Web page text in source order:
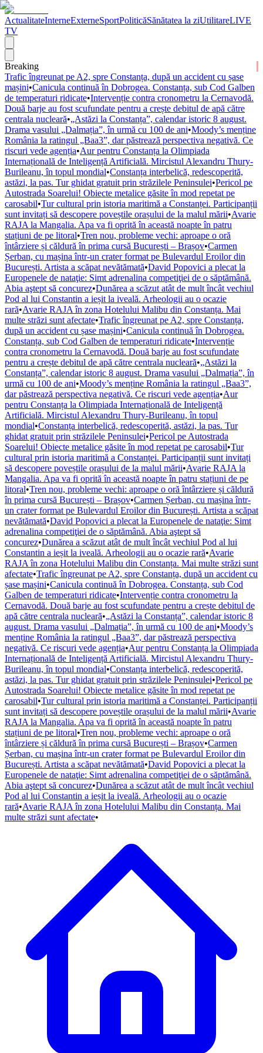
ActualitateInterneExterneSportPoliticăSănătatea la ziUtilitareLIVE
TV
Breaking
Trafic îngreunat pe A2, spre Constanța, după un accident cu șase
mașini•Canicula continuă în Dobrogea. Constanța, sub Cod Galben
de temperaturi ridicate•Intervenție contra cronometru la Cernavodă.
Două barje au fost scufundate pentru a crește debitul de apă către
centrala nucleară•„Astăzi la Constanța”, calendar istoric 8 august.
Drama vasului „Dalmația”, în urmă cu 100 de ani•Moody’s menține
România la ratingul „Baa3”, dar păstrează perspectiva negativă. Ce
riscuri vede agenția•Aur pentru Constanța la Olimpiada
Internațională de Inteligență Artificială. Mircistul Alexandru Thury-
Burileanu, în topul mondial•Constanța interbelică, redescoperită,
astăzi, la pas. Tur ghidat gratuit prin străzilele Peninsulei•Pericol pe
Autostrada Soarelui! Obiecte metalice găsite în mod repetat pe
carosabil•Tur cultural prin istoria maritimă a Constanței. Participanții
sunt invitați să descopere poveștile orașului de la malul mării•Avarie
RAJA la Mangalia. Apa va fi oprită în această noapte în patru
stațiuni de pe litoral•Tren nou, probleme vechi: aproape o oră
întârziere și căldură în prima cursă București – Brașov•Carmen
Șerban, cu mașina într-un crater format pe Bulevardul Eroilor din
București. Artista a scăpat nevătămată•David Popovici a plecat la
Europenele de nataţie: Simt adrenalina competiţiei de o săptămână.
Abia aştept să concurez•Dunărea a scăzut atât de mult încât vechiul
Pod al lui Constantin a ieșit la iveală. Arheologii au o ocazie
rară•Avarie RAJA în zona Hotelului Malibu din Constanța. Mai
multe străzi sunt afectate•Trafic îngreunat pe A2, spre Constanța,
după un accident cu șase mașini•Canicula continuă în Dobrogea.
Constanța, sub Cod Galben de temperaturi ridicate•Intervenție
contra cronometru la Cernavodă. Două barje au fost scufundate
pentru a crește debitul de apă către centrala nucleară•„Astăzi la
Constanța”, calendar istoric 8 august. Drama vasului „Dalmația”, în
urmă cu 100 de ani•Moody’s menține România la ratingul „Baa3”,
dar păstrează perspectiva negativă. Ce riscuri vede agenția•Aur
pentru Constanța la Olimpiada Internațională de Inteligență
Artificială. Mircistul Alexandru Thury-Burileanu, în topul
mondial•Constanța interbelică, redescoperită, astăzi, la pas. Tur
ghidat gratuit prin străzilele Peninsulei•Pericol pe Autostrada
Soarelui! Obiecte metalice găsite în mod repetat pe carosabil•Tur
cultural prin istoria maritimă a Constanței. Participanții sunt invitați
să descopere poveștile orașului de la malul mării•Avarie RAJA la
Mangalia. Apa va fi oprită în această noapte în patru stațiuni de pe
litoral•Tren nou, probleme vechi: aproape o oră întârziere și căldură
în prima cursă București – Brașov•Carmen Șerban, cu mașina într-
un crater format pe Bulevardul Eroilor din București. Artista a scăpat
nevătămată•David Popovici a plecat la Europenele de nataţie: Simt
adrenalina competiţiei de o săptămână. Abia aştept să
concurez•Dunărea a scăzut atât de mult încât vechiul Pod al lui
Constantin a ieșit la iveală. Arheologii au o ocazie rară•Avarie
RAJA în zona Hotelului Malibu din Constanța. Mai multe străzi sunt
afectate•Trafic îngreunat pe A2, spre Constanța, după un accident cu
șase mașini•Canicula continuă în Dobrogea. Constanța, sub Cod
Galben de temperaturi ridicate•Intervenție contra cronometru la
Cernavodă. Două barje au fost scufundate pentru a crește debitul de
apă către centrala nucleară•„Astăzi la Constanța”, calendar istoric 8
august. Drama vasului „Dalmația”, în urmă cu 100 de ani•Moody’s
menține România la ratingul „Baa3”, dar păstrează perspectiva
negativă. Ce riscuri vede agenția•Aur pentru Constanța la Olimpiada
Internațională de Inteligență Artificială. Mircistul Alexandru Thury-
Burileanu, în topul mondial•Constanța interbelică, redescoperită,
astăzi, la pas. Tur ghidat gratuit prin străzilele Peninsulei•Pericol pe
Autostrada Soarelui! Obiecte metalice găsite în mod repetat pe
carosabil•Tur cultural prin istoria maritimă a Constanței. Participanții
sunt invitați să descopere poveștile orașului de la malul mării•Avarie
RAJA la Mangalia. Apa va fi oprită în această noapte în patru
stațiuni de pe litoral•Tren nou, probleme vechi: aproape o oră
întârziere și căldură în prima cursă București – Brașov•Carmen
Șerban, cu mașina într-un crater format pe Bulevardul Eroilor din
București. Artista a scăpat nevătămată•David Popovici a plecat la
Europenele de nataţie: Simt adrenalina competiţiei de o săptămână.
Abia aştept să concurez•Dunărea a scăzut atât de mult încât vechiul
Pod al lui Constantin a ieșit la iveală. Arheologii au o ocazie
rară•Avarie RAJA în zona Hotelului Malibu din Constanța. Mai
multe străzi sunt afectate•